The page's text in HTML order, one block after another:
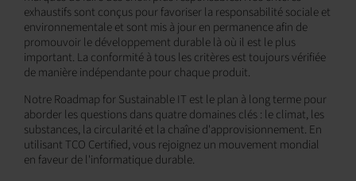
exhaustifs sont conçus pour favoriser la responsabilité sociale et
environnementale et sont mis à jour en permanence afin de
promouvoir le développement durable là où il est le plus
important. La conformité à tous les critères est toujours vérifiée
de manière indépendante pour chaque produit.
Notre Roadmap for Sustainable IT est le plan à long terme pour
aborder les questions dans quatre domaines clés : le climat, les
substances, la circularité et la chaîne d'approvisionnement. En
utilisant TCO Certified, vous rejoignez un mouvement mondial
en faveur de l'informatique durable.